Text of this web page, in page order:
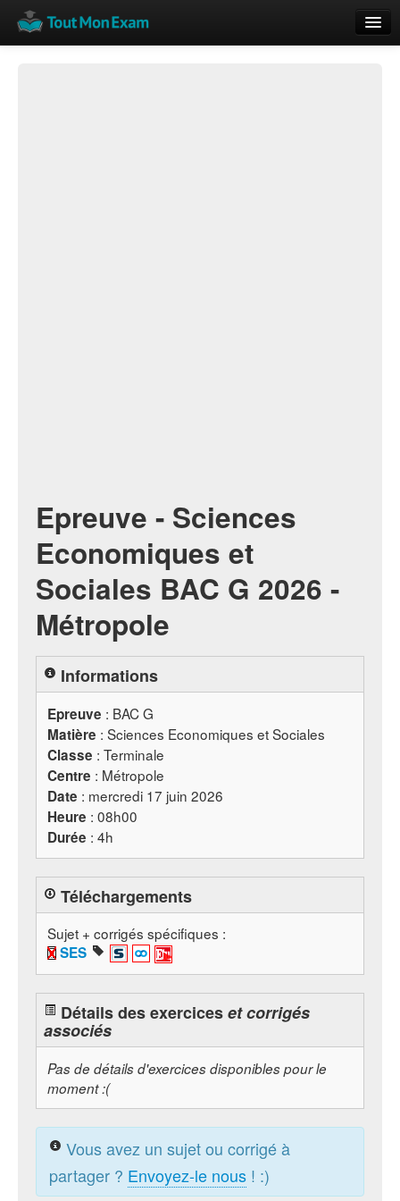
Epreuve - Sciences
Economiques et
Sociales BAC G 2026 -
Métropole
Informations
Epreuve : BACG
Matière : Sciences Economiques et Sociales
Classe : Terminale
Centre : Métropole
Date : mercredi 17 juin 2026
Heure : 08h00
Durée : 4h
Téléchargements
Sujet + corrigés spécifiques :
SES
Détails des exerciceset corrigés
associés
Pas de détails d'exercices disponibles pour le
moment :(
Vous avez un sujet ou corrigé à
partager ? Envoyez-le nous ! :)